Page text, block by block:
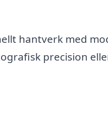
hantverk med
precision